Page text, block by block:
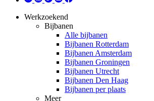
Werkzoekend
Bijbanen
Alle bijbanen
Bijbanen Rotterdam
Bijbanen Amsterdam
Bijbanen Groningen
Bijbanen Utrecht
Bijbanen Den Haag
Bijbanen per plaats
Meer